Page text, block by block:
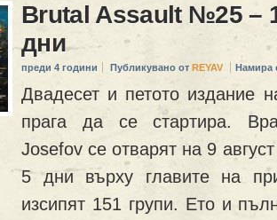
Brutal Assault №25 –
дни
преди 4 години Публикувано от REYAV Намира
Двадесет и петото издание
прага да се стартира.
Josefov се отварят на 9
5 дни върху главите на
изсипят 151 групи. Ето и